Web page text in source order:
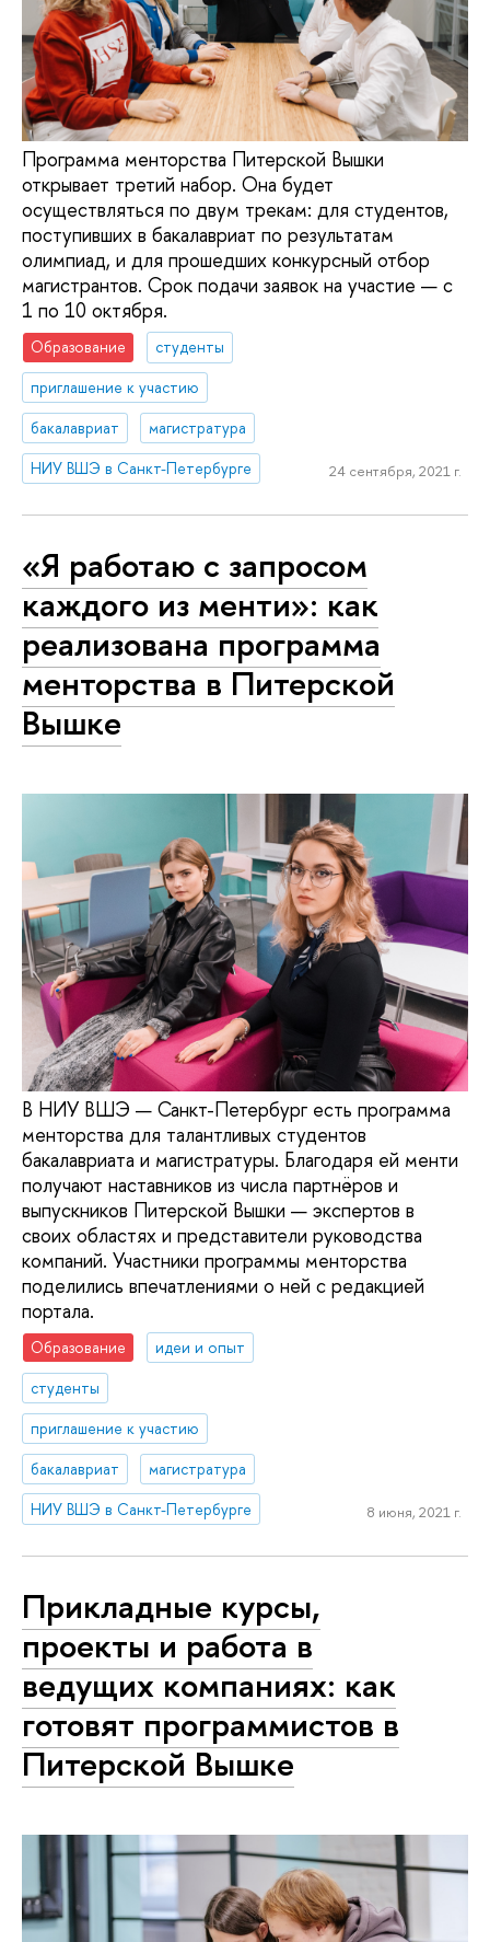
Программа менторства Питерской Вышки
открывает третий набор. Она будет
осуществляться по двум трекам: для студентов,
поступивших в бакалавриат по результатам
олимпиад, и для прошедших конкурсный отбор
магистрантов. Срок подачи заявок на участие — с
1 по 10 октября.
Образование
студенты
приглашение к участию
бакалавриат
магистратура
НИУ ВШЭ в Санкт-Петербурге
24 сентября, 2021 г.
«Я работаю с запросом
каждого из менти»: как
реализована программа
менторства в Питерской
Вышке
В НИУ ВШЭ — Санкт-Петербург есть программа
менторства для талантливых студентов
бакалавриата и магистратуры. Благодаря ей менти
получают наставников из числа партнёров и
выпускников Питерской Вышки — экспертов в
своих областях и представители руководства
компаний. Участники программы менторства
поделились впечатлениями о ней с редакцией
портала.
Образование
идеи и опыт
студенты
приглашение к участию
бакалавриат
магистратура
НИУ ВШЭ в Санкт-Петербурге
8 июня, 2021 г.
Прикладные курсы,
проекты и работа в
ведущих компаниях: как
готовят программистов в
Питерской Вышке